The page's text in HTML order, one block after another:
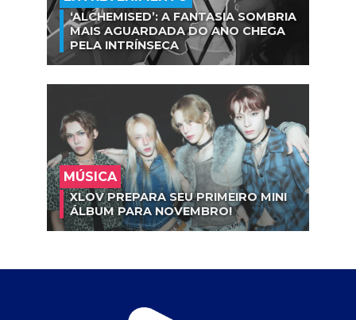
‘ALCHEMISED’: A FANTASIA SOMBRIA
MAIS AGUARDADA DO ANO CHEGA
PELA INTRÍNSECA
MÚSICA
XLOV PREPARA SEU PRIMEIRO MINI
ÁLBUM PARA NOVEMBRO!